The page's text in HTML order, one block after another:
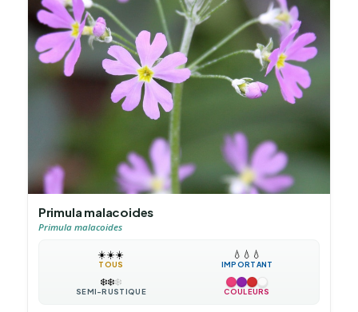
Primula malacoides
Primula malacoides
☀️☀️☀️
TOUS
💧 💧 💧
IMPORTANT
❄️❄️❄️
SEMI-RUSTIQUE COULEURS